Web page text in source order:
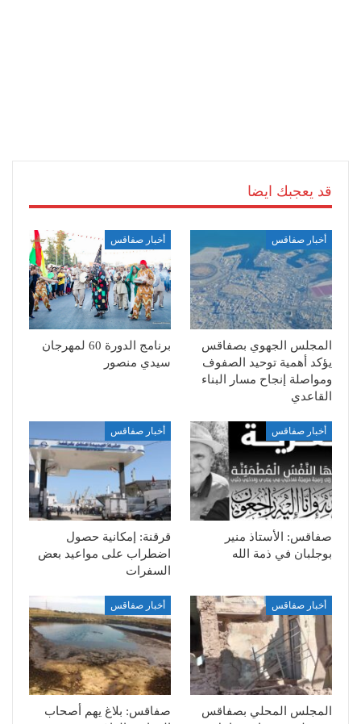
قد يعجبك ايضا
أخبار صفاقس
المجلس الجهوي بصفاقس
يؤكد أهمية توحيد الصفوف
ومواصلة إنجاح مسار البناء
القاعدي
أخبار صفاقس
برنامج الدورة 60 لمهرجان
سيدي منصور
أخبار صفاقس
صفاقس: الأستاذ منير
بوجلبان في ذمة الله
أخبار صفاقس
قرقنة: إمكانية حصول
اضطراب على مواعيد بعض
السفرات
أخبار صفاقس
المجلس المحلي بصفاقس
أخبار صفاقس
صفاقس: بلاغ يهم أصحاب